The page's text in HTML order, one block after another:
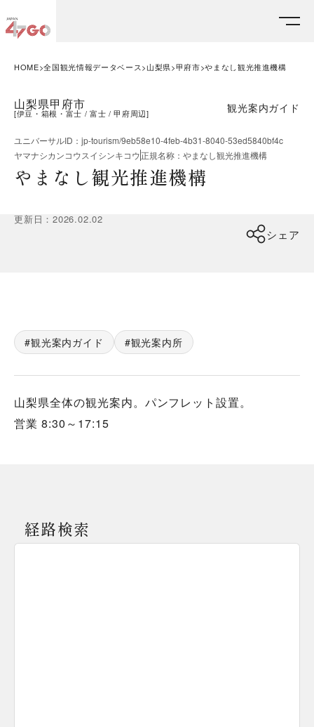
HOME 全国観光情報データベース 山梨県 甲府市 やまなし観光推進機構
山梨県甲府市
[伊豆・箱根・富士 富士 甲府周辺] 観光案内ガイド
ユニバーサルID ： jp-tourism/9eb58e10-4feb-4b31-8040-53ed5840bf4c
ヤマナシカンコウスイシンキコウ正規名称 ： やまなし観光推進機構
やまなし観光推進機構
更新日 ：2026.02.02
シェア
観光案内ガイド 観光案内所
山梨県全体の観光案内。パンフレット設置。
営業 8:30～17:15
経路検索